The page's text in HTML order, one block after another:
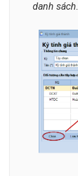
danh sách.